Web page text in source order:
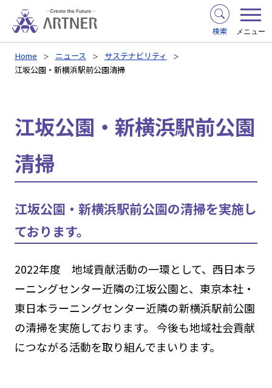
検索 メニュー
Home ニュース
サステナビリティ
江坂公園・新横浜駅前公園清掃
江坂公園・新横浜駅前公園
清掃
江坂公園・新横浜駅前公園の清掃を実施し
ております。
2022年度 地域貢献活動の一環として、西日本ラ
ーニングセンター近隣の江坂公園と、東京本社・
東日本ラーニングセンター近隣の新横浜駅前公園
の清掃を実施しております。 今後も地域社会貢献
につながる活動を取り組んでまいります。